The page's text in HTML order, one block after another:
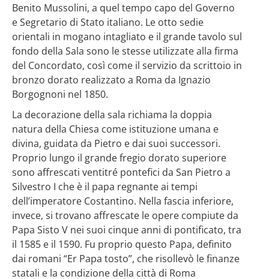
Benito Mussolini, a quel tempo capo del Governo
e Segretario di Stato italiano. Le otto sedie
orientali in mogano intagliato e il grande tavolo sul
fondo della Sala sono le stesse utilizzate alla firma
del Concordato, così come il servizio da scrittoio in
bronzo dorato realizzato a Roma da Ignazio
Borgognoni nel 1850.
La decorazione della sala richiama la doppia
natura della Chiesa come istituzione umana e
divina, guidata da Pietro e dai suoi successori.
Proprio lungo il grande fregio dorato superiore
sono affrescati ventitré pontefici da San Pietro a
Silvestro I che è il papa regnante ai tempi
dell’imperatore Costantino. Nella fascia inferiore,
invece, si trovano affrescate le opere compiute da
Papa Sisto V nei suoi cinque anni di pontificato, tra
il 1585 e il 1590. Fu proprio questo Papa, definito
dai romani “Er Papa tosto”, che risollevò le finanze
statali e la condizione della città di Roma